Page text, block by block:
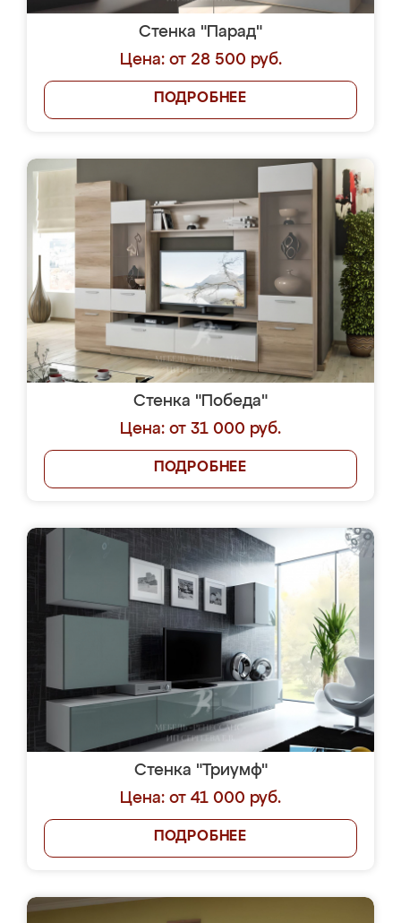
Стенка "Парад"
Цена: от 28 500 руб.
ПОДРОБНЕЕ
Стенка "Победа"
Цена: от 31 000 руб.
ПОДРОБНЕЕ
Стенка "Триумф"
Цена: от 41 000 руб.
ПОДРОБНЕЕ